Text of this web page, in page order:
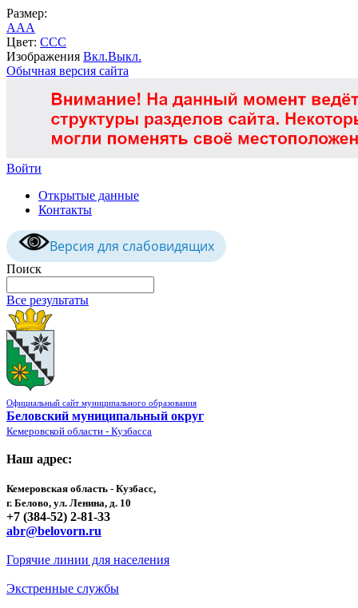
Размер:
AAA
Цвет: CCC
Изображения Вкл.Выкл.
Обычная версия сайта
Войти
Открытые данные
Контакты
Версия для слабовидящих
Поиск
Все результаты
Официальный сайт муниципального образования
Беловский муниципальный округ
Кемеровской области - Кузбасса
Наш адрес:
Кемеровская область - Кузбасс,
г. Белово, ул. Ленина, д. 10
+7 (384-52) 2-81-33
abr@belovorn.ru
Горячие линии для населения
Экстренные службы